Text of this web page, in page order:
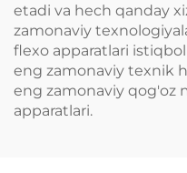
etadi va hech qanday
zamonaviy
flexo apparatlari
eng zamonaviy texnik
eng zamonaviy qog'oz
apparatlari.